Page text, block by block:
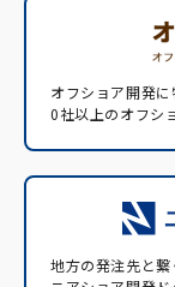
オフショア開発に
0社以上のオフシ
地方の発注先と繋